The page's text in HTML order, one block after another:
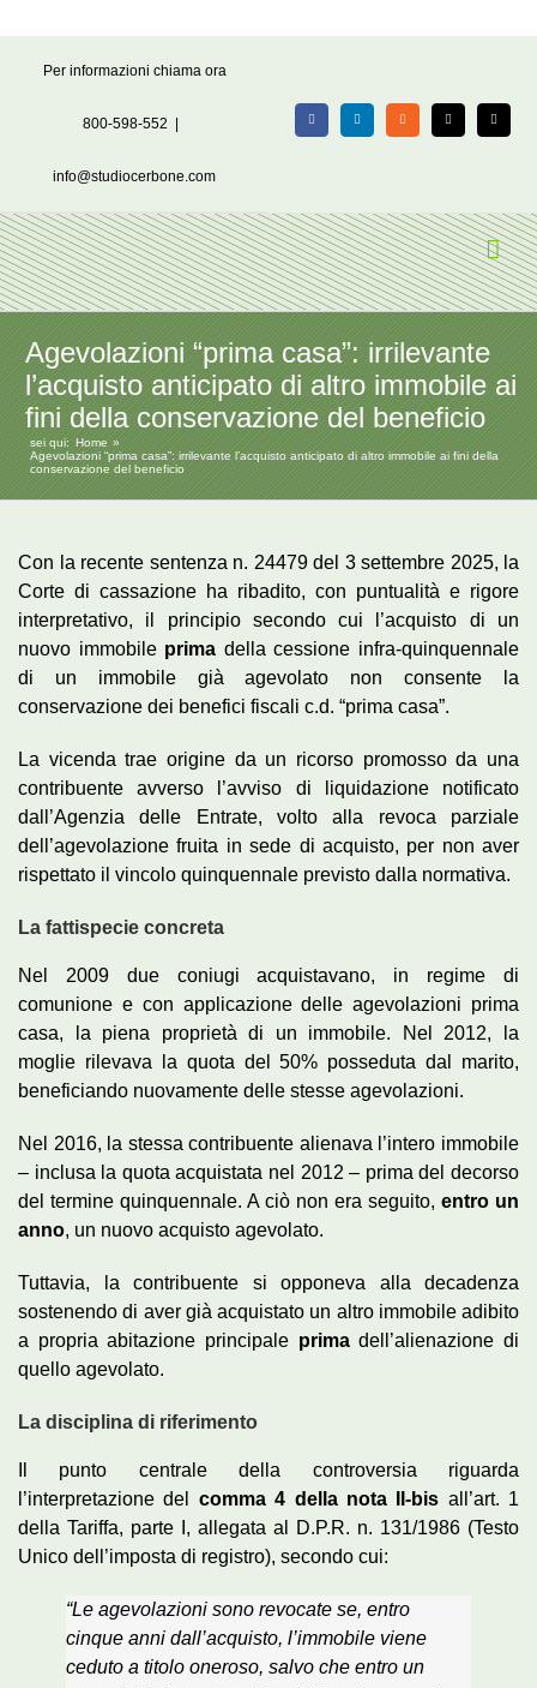
Per informazioni chiama ora
800-598-552
info@studiocerbone.com
FacebookLinkedIn Rss X Email
Agevolazioni “prima casa”: irrilevante
l’acquisto anticipato di altro immobile ai
fini della conservazione del beneficio
sei qui:
Home
Agevolazioni “prima casa”: irrilevante l’acquisto anticipato di altro immobile ai fini della
conservazione del beneficio
Con la recente sentenza n. 24479 del 3 settembre 2025, la
Corte di cassazione ha ribadito, con puntualità e rigore
interpretativo, il principio secondo cui l’acquisto di un
nuovo immobile prima della cessione infra-quinquennale
di un immobile già agevolato non consente la
conservazione dei benefici fiscali c.d. “prima casa”.
La vicenda trae origine da un ricorso promosso da una
contribuente avverso l’avviso di liquidazione notificato
dall’Agenzia delle Entrate, volto alla revoca parziale
dell’agevolazione fruita in sede di acquisto, per non aver
rispettato il vincolo quinquennale previsto dalla normativa.
La fattispecie concreta
Nel 2009 due coniugi acquistavano, in regime di
comunione e con applicazione delle agevolazioni prima
casa, la piena proprietà di un immobile. Nel 2012, la
moglie rilevava la quota del 50% posseduta dal marito,
beneficiando nuovamente delle stesse agevolazioni.
Nel 2016, la stessa contribuente alienava l’intero immobile
– inclusa la quota acquistata nel 2012 – prima del decorso
del termine quinquennale. A ciò non era seguito, entro un
anno, un nuovo acquisto agevolato.
Tuttavia, la contribuente si opponeva alla decadenza
sostenendo di aver già acquistato un altro immobile adibito
a propria abitazione principale primadell’alienazione di
quello agevolato.
La disciplina di riferimento
Il punto centrale della controversia riguarda
l’interpretazione del comma 4 della nota II-bis all’art. 1
della Tariffa, parte I, allegata al D.P.R. n. 131/1986 (Testo
Unico dell’imposta di registro), secondo cui:
“Le agevolazioni sono revocate se, entro
cinque anni dall’acquisto, l’immobile viene
ceduto a titolo oneroso, salvo che entro un